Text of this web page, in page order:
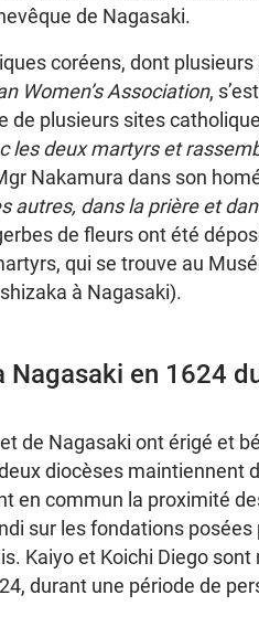
de Nagasaki.
coréens, dont
Women’s Association,
de plusieurs sites
les deux martyrs et
Nakamura dans son
autres, dans la prière et
de fleurs ont été
qui se trouve au
à Nagasaki).
en 1624
de Nagasaki ont érigé et
diocèses maintiennent
en commun la proximité
sur les fondations
Kaiyo et Koichi Diego
durant une période de